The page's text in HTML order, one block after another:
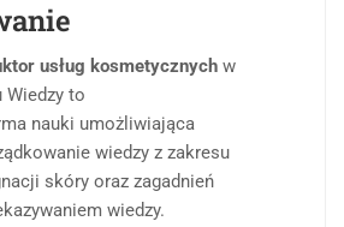
usług kosmetycznych w
Wiedzy to
nauki umożliwiająca
wiedzy z zakresu
skóry oraz zagadnień
wiedzy.